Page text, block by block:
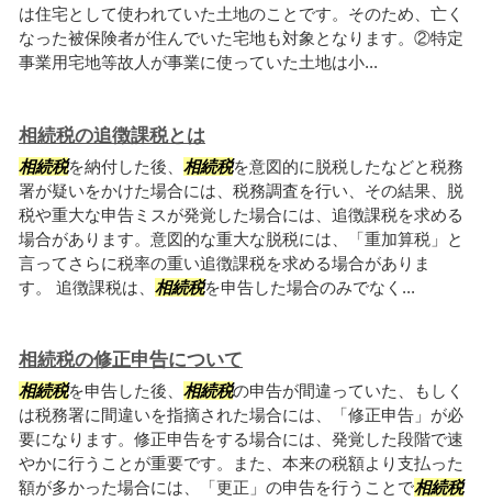
は住宅として使われていた土地のことです。そのため、亡く
なった被保険者が住んでいた宅地も対象となります。②特定
事業用宅地等故人が事業に使っていた土地は小...
相続税の追徴課税とは
相続税を納付した後、 相続税を意図的に脱税したなどと税務
署が疑いをかけた場合には、税務調査を行い、その結果、脱
税や重大な申告ミスが発覚した場合には、追徴課税を求める
場合があります。意図的な重大な脱税には、「重加算税」と
言ってさらに税率の重い追徴課税を求める場合がありま
す。 追徴課税は、 相続税を申告した場合のみでなく...
相続税の修正申告について
相続税を申告した後、 相続税の申告が間違っていた、もしく
は税務署に間違いを指摘された場合には、「修正申告」が必
要になります。修正申告をする場合には、発覚した段階で速
やかに行うことが重要です。また、本来の税額より支払った
額が多かった場合には、「更正」の申告を行うことで相続税